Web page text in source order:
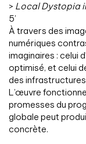
> Local Dystopia
5’
À travers des
numériques
imaginaires : celui
optimisé, et celui
des
L’œuvre
promesses du
globale peut
concrète.